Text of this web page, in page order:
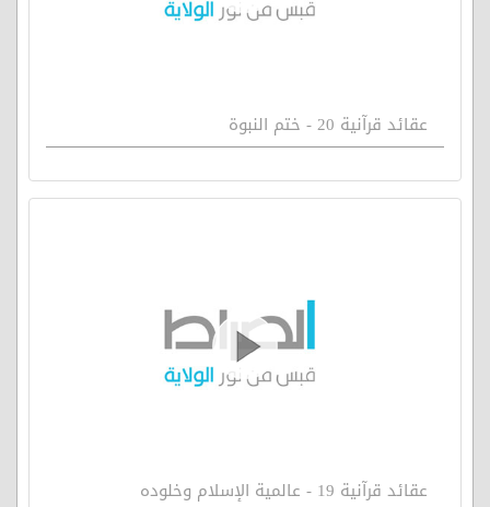
عقائد قرآنية 20 - ختم النبوة
عقائد قرآنية 19 - عالمية الإسلام وخلوده